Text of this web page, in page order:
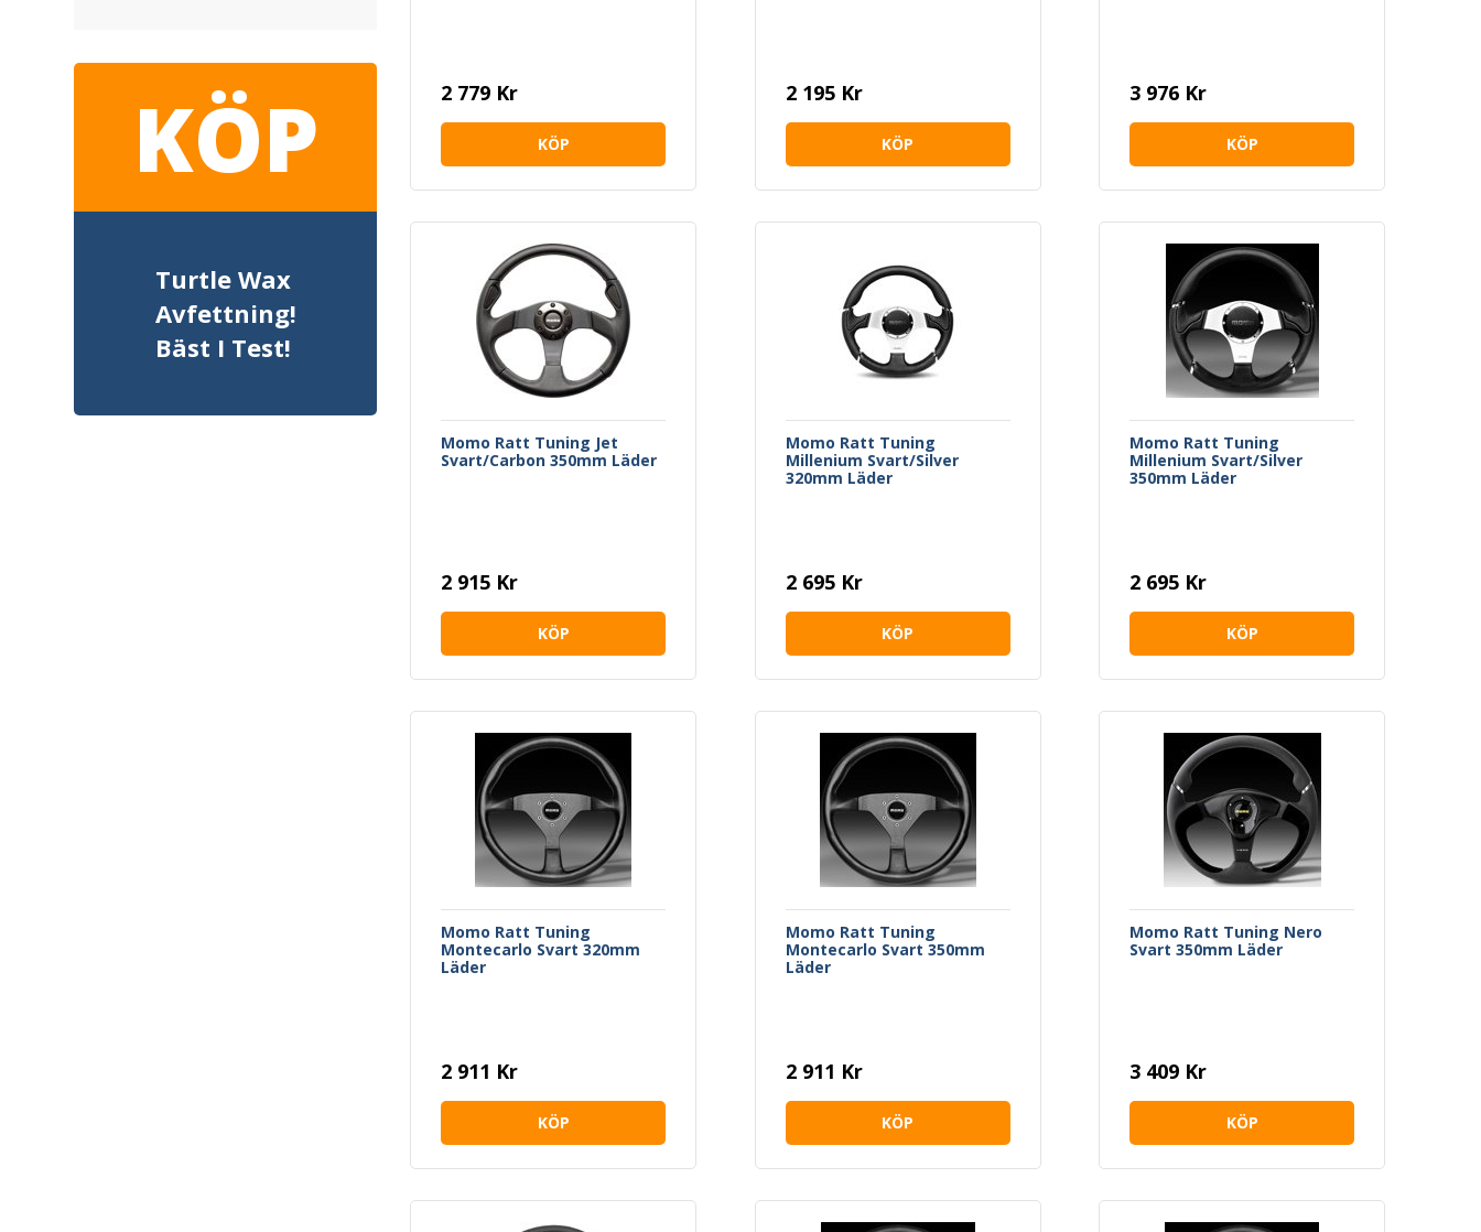
KÖP
Turtle Wax
Avfettning!
Bäst I Test!
2 779 Kr
KÖP
2 195 Kr
KÖP
3 976 Kr
KÖP
Momo Ratt Tuning Jet
Svart/Carbon 350mm Läder
2 915 Kr
KÖP
Momo Ratt Tuning
Millenium Svart/Silver
320mm Läder
2 695 Kr
KÖP
Momo Ratt Tuning
Millenium Svart/Silver
350mm Läder
2 695 Kr
KÖP
Momo Ratt Tuning
Montecarlo Svart 320mm
Läder
2 911 Kr
KÖP
Momo Ratt Tuning
Montecarlo Svart 350mm
Läder
2 911 Kr
KÖP
Momo Ratt Tuning Nero
Svart 350mm Läder
3 409 Kr
KÖP